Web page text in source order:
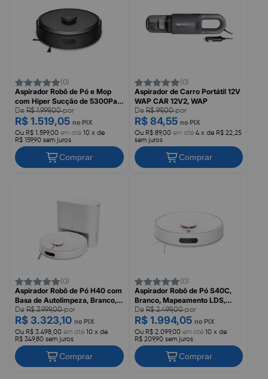
(0)
Aspirador Robô de Pó e Mop
com Hiper Sucção de 5300Pa e
Navegação Dupla LiDAR+IMU
TAPO RV30 Max, TP-LINK
De R$ 1.999,00por
R$ 1.519,05 no PIX
Ou R$ 1.599,00 em até 10 x de
R$ 159,90 sem juros
Comprar
(0)
Aspirador de Carro Portátil 12V
WAP CAR 12V2, WAP
DeR$ 99,00por
R$ 84,55 no PIX
Ou R$ 89,00em até 4 x de R$ 22,25
sem juros
Comprar
(0)
Aspirador Robô de Pó H40 com
Basa de Autolimpeza, Branco,
Mapeamento LDS, XIAOMI
De R$ 3.999,00por
R$ 3.323,10 no PIX
Ou R$ 3.498,00 em até 10 x de
R$ 349,80 sem juros
Comprar
(0)
Aspirador Robô de Pó S40C,
Branco, Mapeamento LDS,
Bivolt, XIAOMI
DeR$ 2.499,00por
R$ 1.994,05 no PIX
Ou R$ 2.099,00em até 10 x de
R$ 209,90 sem juros
Comprar